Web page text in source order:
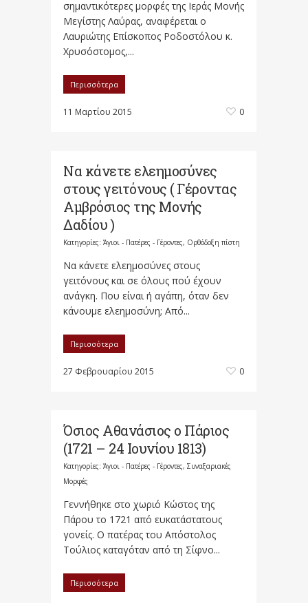
σημαντικότερες μορφές της Ιεράς Μονής
Μεγίστης Λαύρας, αναφέρεται ο
Λαυριώτης Επίσκοπος Ροδοστόλου κ.
Χρυσόστομος,...
Περισσότερα
11 Μαρτίου 2015 0
Να κάνετε ελεημοσύνες
στους γειτόνους ( Γέροντας
Αμβρόσιος της Μονής
Δαδίου )
Κατηγορίες: Άγιοι - Πατέρες - Γέροντες, Ορθόδοξη πίστη
Να κάνετε ελεημοσύνες στους
γειτόνους και σε όλους πού έχουν
ανάγκη. Που είναι ή αγάπη, όταν δεν
κάνουμε ελεημοσύνη; Από...
Περισσότερα
27 Φεβρουαρίου 2015 0
Όσιος Αθανάσιος ο Πάριος
(1721 – 24 Ιουνίου 1813)
Κατηγορίες: Άγιοι - Πατέρες - Γέροντες, Συναξαριακές
Μορφές
Γεννήθηκε στο χωριό Κώστος της
Πάρου το 1721 από ευκατάστατους
γονείς. Ο πατέρας του Απόστολος
Τούλιος καταγόταν από τη Σίφνο...
Περισσότερα